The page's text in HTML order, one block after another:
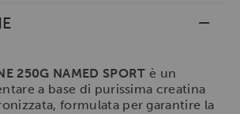
250G NAMED SPORT è un
a base di purissima creatina
formulata per garantire la